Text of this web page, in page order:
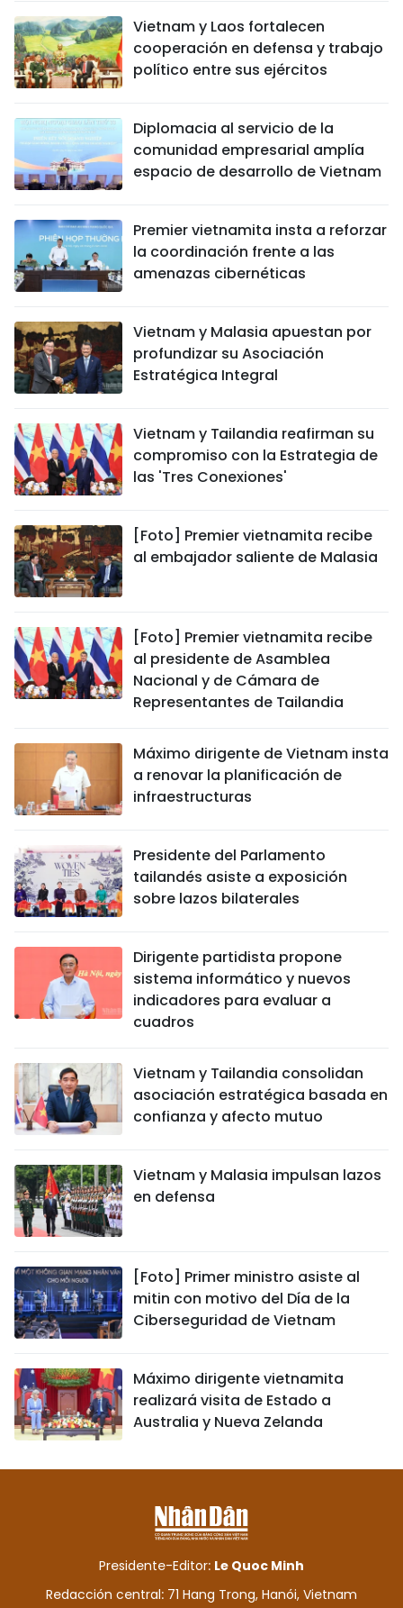
Vietnam y Laos fortalecen
cooperación en defensa y trabajo
político entre sus ejércitos
Diplomacia al servicio de la
comunidad empresarial amplía
espacio de desarrollo de Vietnam
Premier vietnamita insta a reforzar
la coordinación frente a las
amenazas cibernéticas
Vietnam y Malasia apuestan por
profundizar su Asociación
Estratégica Integral
Vietnam y Tailandia reafirman su
compromiso con la Estrategia de
las 'Tres Conexiones'
[Foto] Premier vietnamita recibe
al embajador saliente de Malasia
[Foto] Premier vietnamita recibe
al presidente de Asamblea
Nacional y de Cámara de
Representantes de Tailandia
Máximo dirigente de Vietnam insta
a renovar la planificación de
infraestructuras
Presidente del Parlamento
tailandés asiste a exposición
sobre lazos bilaterales
Dirigente partidista propone
sistema informático y nuevos
indicadores para evaluar a
cuadros
Vietnam y Tailandia consolidan
asociación estratégica basada en
confianza y afecto mutuo
Vietnam y Malasia impulsan lazos
en defensa
[Foto] Primer ministro asiste al
mitin con motivo del Día de la
Ciberseguridad de Vietnam
Máximo dirigente vietnamita
realizará visita de Estado a
Australia y Nueva Zelanda
Presidente-Editor: Le Quoc Minh
Redacción central: 71 Hang Trong, Hanói, Vietnam